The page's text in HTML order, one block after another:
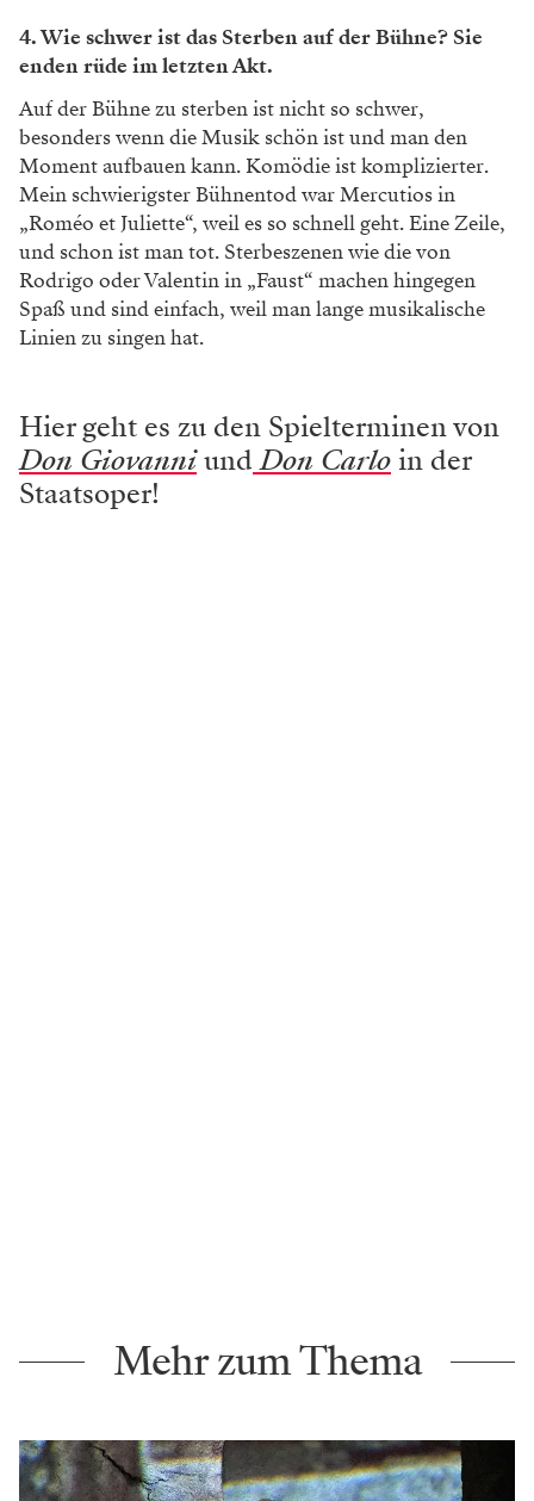
4. Wie schwer ist das Sterben auf der Bühne? Sie
enden rüde im letzten Akt.
Auf der Bühne zu sterben ist nicht so schwer,
besonders wenn die Musik schön ist und man den
Moment aufbauen kann. Komödie ist komplizierter.
Mein schwierigster Bühnentod war Mercutios in
„Roméo et Juliette“, weil es so schnell geht. Eine Zeile,
und schon ist man tot. Sterbeszenen wie die von
Rodrigo oder Valentin in „Faust“ machen hingegen
Spaß und sind einfach, weil man lange musikalische
Linien zu singen hat.
Hier geht es zu den Spielterminen von
Don GiovanniundDon Carlo in der
Staatsoper!
Mehr zum Thema